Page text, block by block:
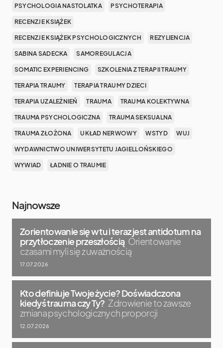
PSYCHOLOGIA NASTOLATKA PSYCHOTERAPIA
RECENZJE KSIĄŻEK
RECENZJE KSIĄŻEK PSYCHOLOGICZNYCH REZYLIENCJA
SABINA SADECKA SAMOREGULACJA
SOMATIC EXPERIENCING SZKOLENIA Z TERAPII TRAUMY
TERAPIA TRAUMY TERAPIA TRAUMY DZIECI
TERAPIA UZALEŻNIEŃ TRAUMA TRAUMA KOLEKTYWNA
TRAUMA PSYCHOLOGICZNA TRAUMA SEKSUALNA
TRAUMA ZŁOŻONA UKŁAD NERWOWY WSTYD WUJ
WYDAWNICTWO UNIWERSYTETU JAGIELLOŃSKIEGO
WYWIAD ŁADNIE O TRAUMIE
Najnowsze
Zorientowanie się w tu i teraz jest antidotum na
przytłoczenie przeszłością Orientowanie
czasami myli się z uważnością
17.07.2026
Kto definiuje Twoje życie? Doświadczona
kiedyś trauma czy Ty? Zdrowienie to zawsze
zmiana psychologicznych proporcji
12.07.2026